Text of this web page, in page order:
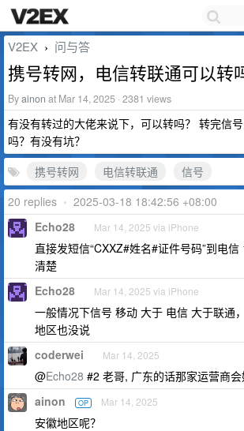
V2EX › 问与答
携号转网，电信转联通可以转
Byainon at Mar 14, 2025 · 2381 views
有没有转过的大佬来说下，可以转吗？ 转完信
吗？有没有坑？
携号转网
电信转联通
信号
20 replies • 2025-03-18 18:42:56 +08:00
Echo28 Mar 14, 2025 via iPhone
直接发短信“CXXZ#姓名#证件号码”到电
清楚
Echo28 Mar 14, 2025 via iPhone
一般情况下信号 移动 大于 电信 大于联通
地区也没说
coderwei Mar 14, 2025
@Echo28 #2 老哥, 广东的话那家运营商
ainon OP Mar 14, 2025
安徽地区呢？